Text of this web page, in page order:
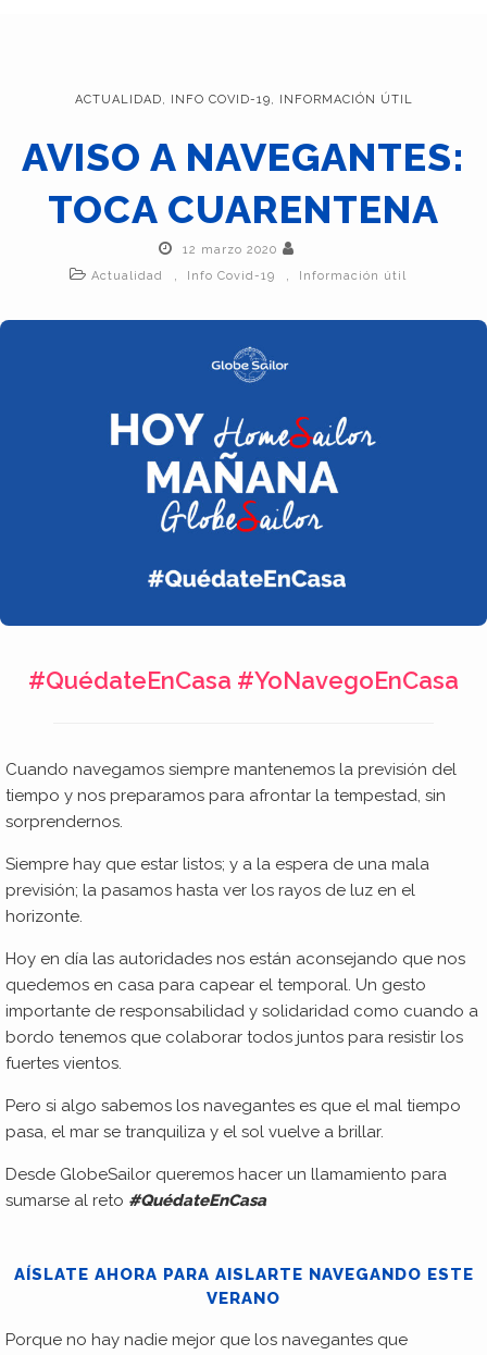
ACTUALIDAD, INFO COVID-19, INFORMACIÓN ÚTIL
AVISO A NAVEGANTES:
TOCA CUARENTENA
12 marzo 2020
Actualidad
Info Covid-19 Información útil
#QuédateEnCasa #YoNavegoEnCasa
Cuando navegamos siempre mantenemos la previsión del
tiempo y nos preparamos para afrontar la tempestad, sin
sorprendernos.
Siempre hay que estar listos; y a la espera de una mala
previsión; la pasamos hasta ver los rayos de luz en el
horizonte.
Hoy en día las autoridades nos están aconsejando que nos
quedemos en casa para capear el temporal. Un gesto
importante de responsabilidad y solidaridad como cuando a
bordo tenemos que colaborar todos juntos para resistir los
fuertes vientos.
Pero si algo sabemos los navegantes es que el mal tiempo
pasa, el mar se tranquiliza y el sol vuelve a brillar.
Desde GlobeSailor queremos hacer un llamamiento para
sumarse al reto #QuédateEnCasa
AÍSLATE AHORA PARA AISLARTE NAVEGANDO ESTE
VERANO
Porque no hay nadie mejor que los navegantes que